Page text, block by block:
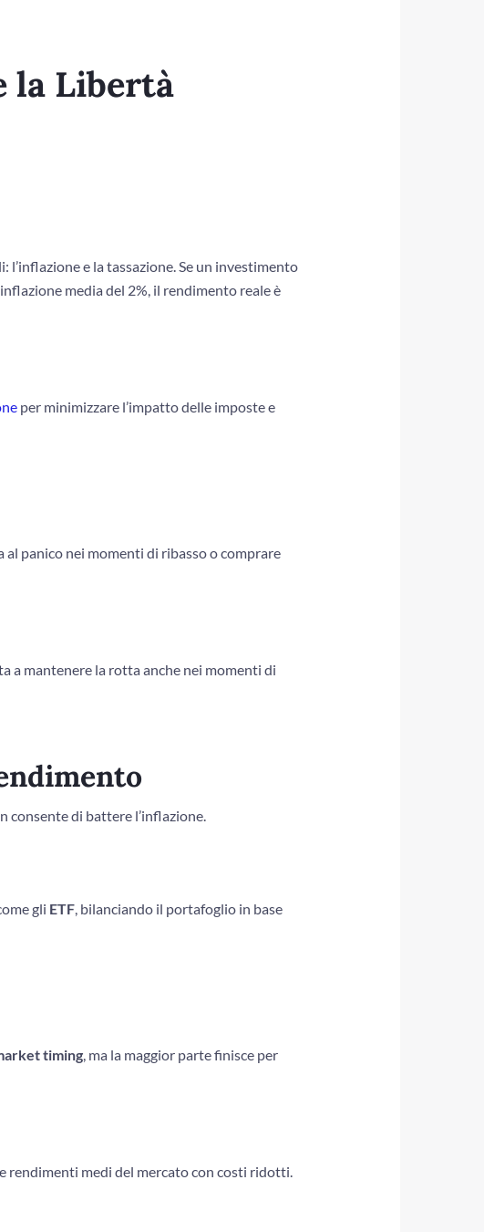
la Libertà
e la tassazione. Se un investimento
media del 2%, il rendimento reale è
per minimizzare l’impatto delle imposte e
al panico nei momenti di ribasso o comprare
a mantenere la rotta anche nei momenti di
di battere l’inflazione.
gli ETF, bilanciando il portafoglio in base
timing, ma la maggior parte finisce per
rendimenti medi del mercato con costi ridotti.